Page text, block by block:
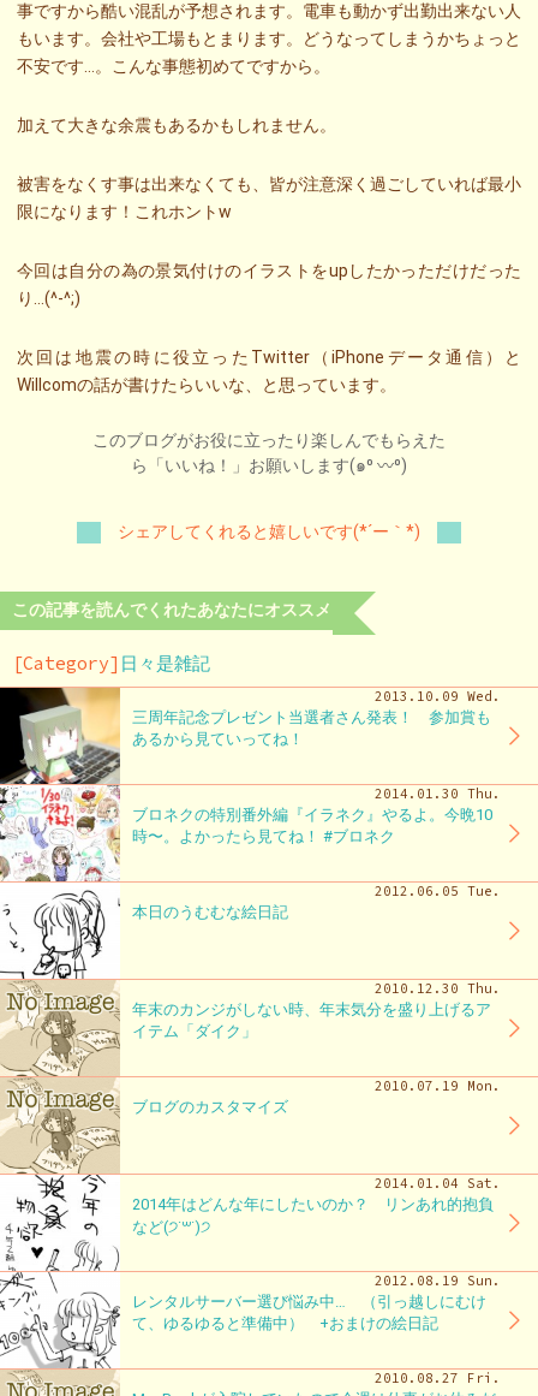
事ですから酷い混乱が予想されます。電車も動かず出勤出来ない人
もいます。会社や工場もとまります。どうなってしまうかちょっと
不安です…。こんな事態初めてですから。
加えて大きな余震もあるかもしれません。
被害をなくす事は出来なくても、皆が注意深く過ごしていれば最小
限になります！これホントw
今回は自分の為の景気付けのイラストをupしたかっただけだった
り…(^-^;)
次回は地震の時に役立ったTwitter（iPhoneデータ通信）と
Willcomの話が書けたらいいな、と思っています。
このブログがお役に立ったり楽しんでもらえた
ら「いいね！」お願いします(๑⁰ 〰⁰)
シェアしてくれると嬉しいです(*´ー｀*)
この記事を読んでくれたあなたにオススメ
[Category] 日々是雑記
2013.10.09 Wed.
三周年記念プレゼント当選者さん発表！ 参加賞も
あるから見ていってね！
2014.01.30 Thu.
ブロネクの特別番外編『イラネク』やるよ。今晩10
時〜。よかったら見てね！ #ブロネク
2012.06.05 Tue.
本日のうむむな絵日記
2010.12.30 Thu.
年末のカンジがしない時、年末気分を盛り上げるア
イテム「ダイク」
2010.07.19 Mon.
ブログのカスタマイズ
2014.01.04 Sat.
2014年はどんな年にしたいのか？ リンあれ的抱負
など(੭˙꒳​˙)੭
2012.08.19 Sun.
レンタルサーバー選び悩み中… （引っ越しにむけ
て、ゆるゆると準備中） +おまけの絵日記
2010.08.27 Fri.